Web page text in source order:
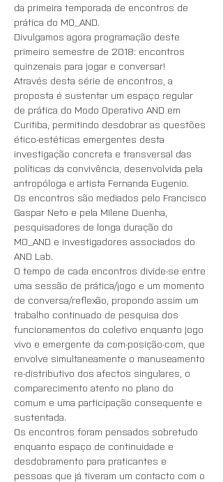
da primeira temporada de encontros de
prática do MO_AND.
Divulgamos agora programação deste
primeiro semestre de 2018: encontros
quinzenais para jogar e conversar!
Através desta série de encontros, a
proposta é sustentar um espaço regular
de prática do Modo Operativo AND em
Curitiba, permitindo desdobrar as questões
ético-estéticas emergentes desta
investigação concreta e transversal das
políticas da convivência, desenvolvida pela
antropóloga e artista Fernanda Eugenio.
Os encontros são mediados pelo Francisco
Gaspar Neto e pela MIlene Duenha,
pesquisadores de longa duração do
MO_AND e investigadores associados do
AND Lab.
O tempo de cada encontros divide-se entre
uma sessão de prática/jogo e um momento
de conversa/reflexão, propondo assim um
trabalho continuado de pesquisa dos
funcionamentos do coletivo enquanto jogo
vivo e emergente da com-posição-com, que
envolve simultaneamente o manuseamento
re-distributivo dos afectos singulares, o
comparecimento atento no plano do
comum e uma participação consequente e
sustentada.
Os encontros foram pensados sobretudo
enquanto espaço de continuidade e
desdobramento para praticantes e
pessoas que já tiveram um contacto com o